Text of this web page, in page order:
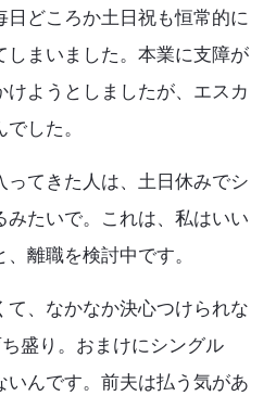
日どころか土日祝も恒常的に
しまいました。本業に支障が
ようとしましたが、エスカ
した。
ってきた人は、土日休みでシ
みたいで。これは、私はいい
離職を検討中です。
て、なかなか決心つけられな
盛り。おまけにシングル
いんです。前夫は払う気があ